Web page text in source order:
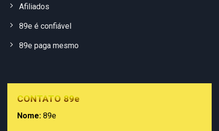
Afiliados
89e é confiável
89e paga mesmo
CONTATO 89e
Nome: 89e